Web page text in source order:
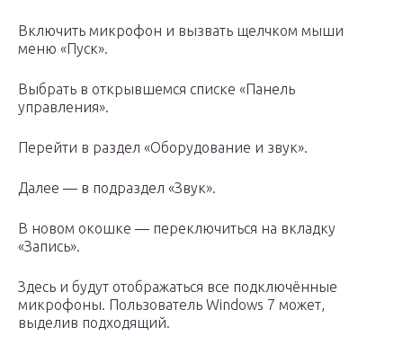
Включить микрофон и вызвать щелчком мыши
меню «Пуск».
Выбрать в открывшемся списке «Панель
управления».
Перейти в раздел «Оборудование и звук».
Далее — в подраздел «Звук».
В новом окошке — переключиться на вкладку
«Запись».
Здесь и будут отображаться все подключённые
микрофоны. Пользователь Windows 7 может,
выделив подходящий.